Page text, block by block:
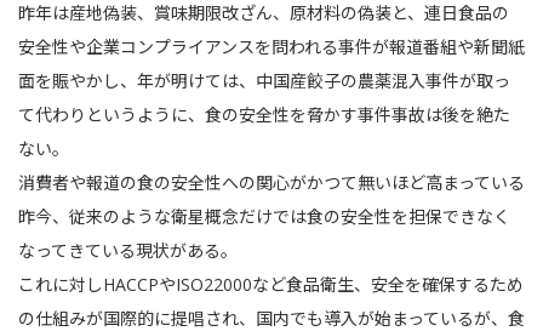
昨年は産地偽装、賞味期限改ざん、原材料の偽装と、連日食品の
安全性や企業コンプライアンスを問われる事件が報道番組や新聞紙
面を賑やかし、年が明けては、中国産餃子の農薬混入事件が取っ
て代わりというように、食の安全性を脅かす事件事故は後を絶た
ない。
消費者や報道の食の安全性への関心がかつて無いほど高まっている
昨今、従来のような衛星概念だけでは食の安全性を担保できなく
なってきている現状がある。
これに対しHACCPやISO22000など食品衛生、安全を確保するため
の仕組みが国際的に提唱され、国内でも導入が始まっているが、食